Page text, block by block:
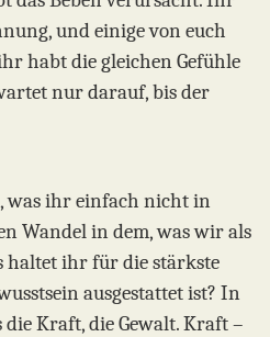
und einige von euch
habt die gleichen Gefühle
nur darauf, bis der
was ihr einfach nicht in
Wandel in dem, was wir als
haltet ihr für die stärkste
ausgestattet ist? In
Kraft, die Gewalt. Kraft –